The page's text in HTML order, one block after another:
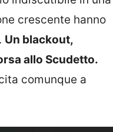
crescente hanno
Un blackout,
allo Scudetto.
comunque a